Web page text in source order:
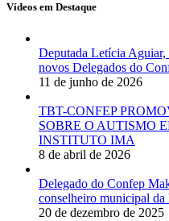
Vídeos em Destaque
Deputada Letícia Aguiar,
novos Delegados do
11 de junho de 2026
TBT-CONFEP
SOBRE O AUTISMO
INSTITUTO IMA
8 de abril de 2026
Delegado do Confep
conselheiro municipal da
20 de dezembro de 2025